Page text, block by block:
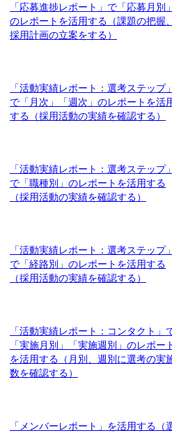
「応募進捗レポート」で「応募月別」
のレポートを活用する（課題の把握、
採用計画の立案をする）
「活動実績レポート：選考ステップ」
で「月次」「週次」のレポートを活
する（採用活動の実績を確認する）
「活動実績レポート：選考ステップ」
で「職種別」のレポートを活用する
（採用活動の実績を確認する）
「活動実績レポート：選考ステップ」
で「経路別」のレポートを活用する
（採用活動の実績を確認する）
「活動実績レポート：コンタクト」
「実施月別」「実施週別」のレポー
を活用する（月別、週別に選考の実
数を確認する）
「メンバーレポート」を活用する（